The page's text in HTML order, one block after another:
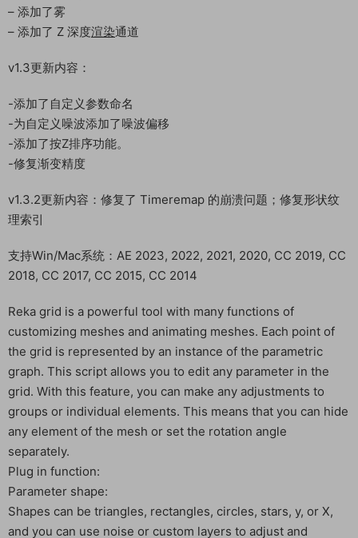
– 添加了雾
– 添加了 Z 深度渲染通道
v1.3更新内容：
-添加了自定义参数命名
-为自定义噪波添加了噪波偏移
-添加了按Z排序功能。
-修复渐变精度
v1.3.2更新内容：修复了 Timeremap 的崩溃问题；修复形状纹
理索引
支持Win/Mac系统：AE 2023, 2022, 2021, 2020, CC 2019, CC
2018, CC 2017, CC 2015, CC 2014
Reka grid is a powerful tool with many functions of
customizing meshes and animating meshes. Each point of
the grid is represented by an instance of the parametric
graph. This script allows you to edit any parameter in the
grid. With this feature, you can make any adjustments to
groups or individual elements. This means that you can hide
any element of the mesh or set the rotation angle
separately.
Plug in function:
Parameter shape:
Shapes can be triangles, rectangles, circles, stars, y, or X,
and you can use noise or custom layers to adjust and